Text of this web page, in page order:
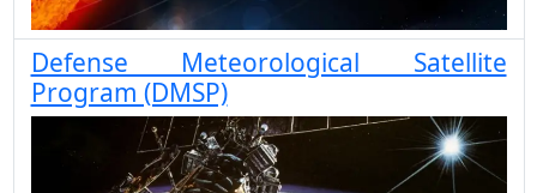
Defense Meteorological Satellite
Program (DMSP)